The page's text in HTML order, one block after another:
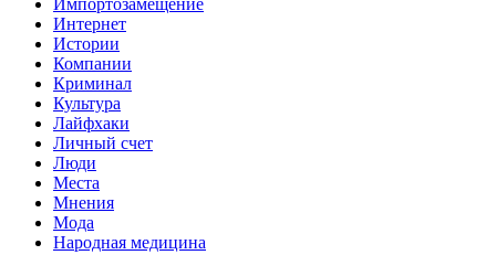
Импортозамещение
Интернет
Истории
Компании
Криминал
Культура
Лайфхаки
Личный счет
Люди
Места
Мнения
Мода
Народная медицина